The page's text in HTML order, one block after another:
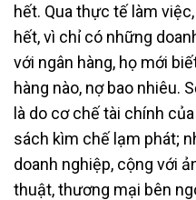
hết. Qua thực tế làm
hết, vì chỉ có những
với ngân hàng, họ mới
hàng nào, nợ bao nhiêu.
là do cơ chế tài chính
sách kìm chế lạm phát;
doanh nghiệp, cộng với
thuật, thương mại bên